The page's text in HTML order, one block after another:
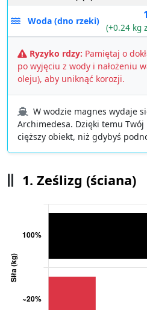
Woda (dno rzeki)
(+0.24 kg
Ryzyko rdzy: Pamiętaj o
po wyjęciu z wody i nałożeniu
oleju), aby uniknąć korozji.
W wodzie magnes wydaje
Archimedesa. Dzięki temu
cięższy obiekt, niż gdybyś
1. Ześlizg (ściana)